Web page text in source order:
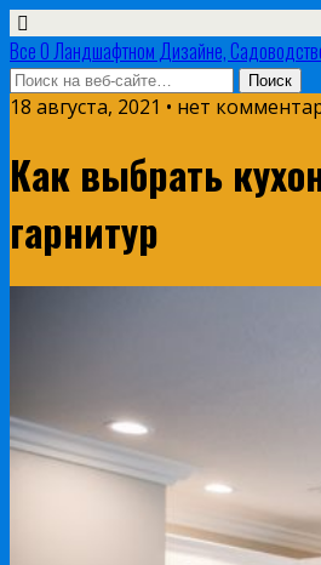
Все О Ландшафтном Дизайне,
18 августа, 2021 • нет
Как выбрать
гарнитур